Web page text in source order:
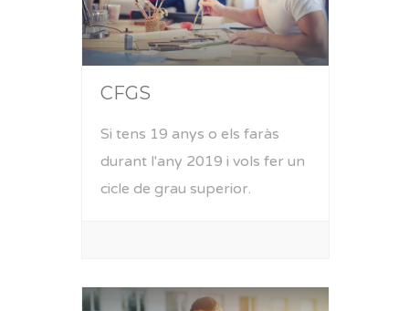
CFGS
Si tens 19 anys o els faràs
durant l'any 2019 i vols fer un
cicle de grau superior.